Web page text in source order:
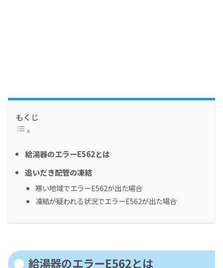
もくじ
給湯器のエラーE562とは
追いだき配管の凍結
寒い地域でエラーE562が出た場合
凍結が疑われる状況でエラーE562が出た場合
給湯器のエラーE562とは